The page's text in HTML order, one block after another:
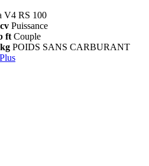
V4 RS 100
Puissance
ft Couple
POIDS SANS CARBURANT